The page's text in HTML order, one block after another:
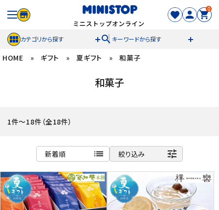
0
カテゴリから探す search キーワードから探す
ACCOUNT MENU
セール商品
カテゴリから探す
スイーツ
HOME » ギフト » 夏ギフト » 和菓子
和菓子
1件～18件（全18件）
新着順 list
商品名
新着順
発売日順
絞り込み tune